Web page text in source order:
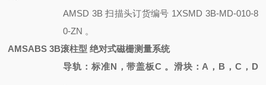
AMSD 3B 扫描头订货编号 1XSMD 3B-MD-010-8
0-ZN 。
AMSABS 3B滚柱型 绝对式磁栅测量系统
导轨：标准N，带盖板C 。滑块：A，B，C，D